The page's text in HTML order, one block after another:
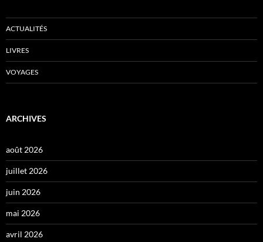
ACTUALITÉS
LIVRES
VOYAGES
ARCHIVES
août 2026
juillet 2026
juin 2026
mai 2026
avril 2026